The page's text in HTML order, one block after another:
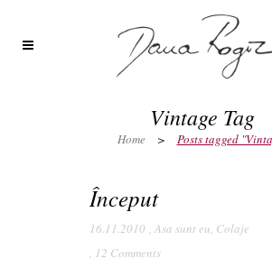
Vintage Tag
Home > Posts tagged
Început
16.11.2010 , Asa sunt eu, Colaje
, 12 Comments